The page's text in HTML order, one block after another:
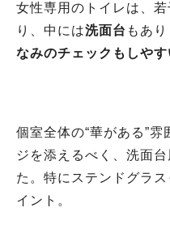
女性専用のトイレは、
り、中には洗面台 もあり
なみのチェックもしやす
個室全体の“華がある”
ジを添えるべく、洗面
た。特にステンドグラ
イント。